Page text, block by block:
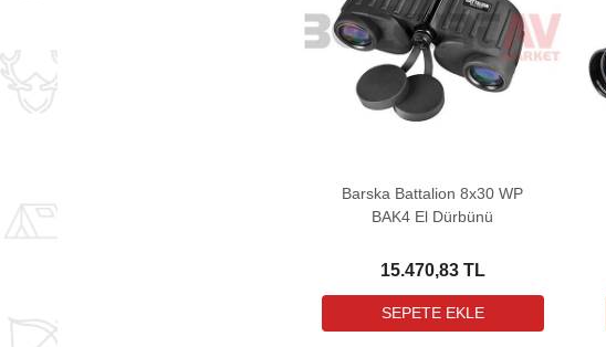
Barska Battalion 8x30 WP
BAK4 El Dürbünü
15.470,83 TL